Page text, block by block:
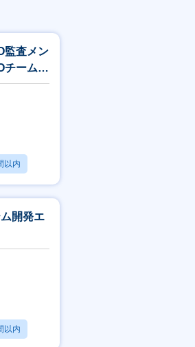
査メン
チーム／
以内
開発エ
以内